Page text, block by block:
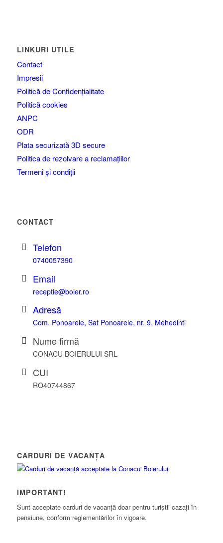
LINKURI UTILE
Contact
Impresii
Politică de Confidențialitate
Politică cookies
ANPC
ODR
Plata securizată 3D secure
Politica de rezolvare a reclamațiilor
Termeni și condiții
CONTACT
Telefon
0740057390
Email
receptie@boier.ro
Adresă
Com. Ponoarele, Sat Ponoarele, nr. 9, Mehedinti
Nume firmă
CONACU BOIERULUI SRL
CUI
RO40744867
CARDURI DE VACANȚĂ
IMPORTANT!
Sunt acceptate carduri de vacanță doar pentru turiștii cazați în
pensiune, conform reglementărilor în vigoare.